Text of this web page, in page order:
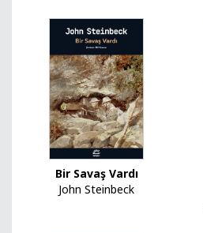
Bir Savaş Vardı
John Steinbeck